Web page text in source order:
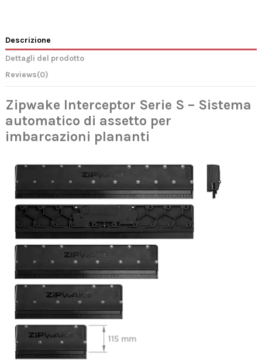
Descrizione
Dettagli del prodotto
Reviews(0)
Zipwake Interceptor Serie S – Sistema
automatico di assetto per
imbarcazioni plananti